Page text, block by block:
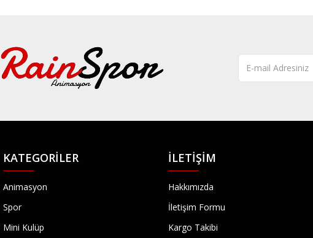
KATEGORILER
Animasyon
Spor
Mini Kulüp
İLETIŞIM
Hakkımızda
İletişim Formu
Kargo Takibi